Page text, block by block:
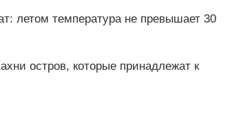
летом температура не превышает 30
остров, которые принадлежат к